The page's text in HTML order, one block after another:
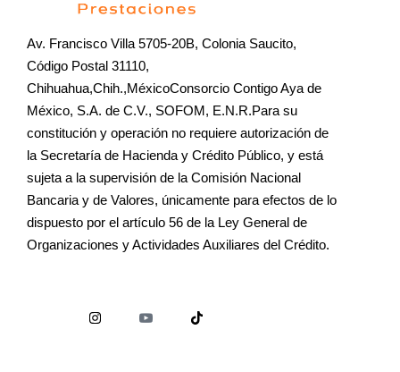
Av. Francisco Villa 5705-20B, Colonia Saucito,
Código Postal 31110,
Chihuahua,Chih.,MéxicoConsorcio Contigo Aya de
México, S.A. de C.V., SOFOM, E.N.R.Para su
constitución y operación no requiere autorización de
la Secretaría de Hacienda y Crédito Público, y está
sujeta a la supervisión de la Comisión Nacional
Bancaria y de Valores, únicamente para efectos de lo
dispuesto por el artículo 56 de la Ley General de
Organizaciones y Actividades Auxiliares del Crédito.